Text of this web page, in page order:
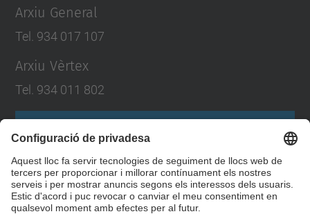
Arxiu General
Tel. 934 017 107
Arxiu Vèrtex
Tel. 934 011 802
Formulari de contacte
Llista Xarxes Socials